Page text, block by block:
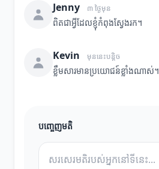
Jenny ៣ ថ្ងៃមុន
ពិតជាអ្វីដែលខ្ញុំកំពុងស្វែងរក។
Kevin មុននេះបន្តិច
ខ្លឹមសារមានប្រយោជន៍ខ្លាំងណាស់។
បញ្ចេញមតិ